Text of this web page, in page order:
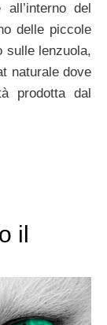
del
delle piccole
sulle lenzuola,
naturale dove
prodotta dal
il